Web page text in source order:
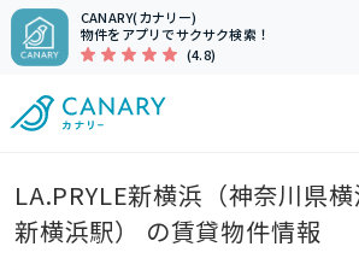
CANARY(カナリー)
物件をアプリでサクサク検索！
(4.8)
LA.PRYLE新横浜（神奈川県
新横浜駅） の賃貸物件情報